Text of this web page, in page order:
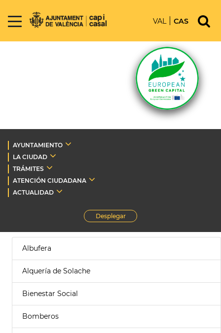
VAL CAS
AYUNTAMIENTO
LA CIUDAD
TRÁMITES
ATENCIÓN CIUDADANA
ACTUALIDAD
Desplegar
Albufera
Alquería de Solache
Bienestar Social
Bomberos